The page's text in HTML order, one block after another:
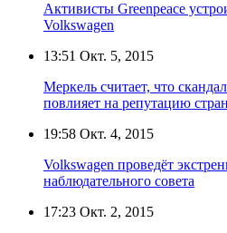
Активисты Greenpeace
Volkswagen
13:51 Окт. 5, 2015
Меркель считает, что
повлияет на репутацию
19:58 Окт. 4, 2015
Volkswagen проведёт
наблюдательного совета
17:23 Окт. 2, 2015